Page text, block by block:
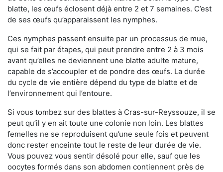
blatte, les œufs éclosent déjà entre 2 et 7 semaines. C’est
de ses œufs qu’apparaissent les nymphes.
Ces nymphes passent ensuite par un processus de mue,
qui se fait par étapes, qui peut prendre entre 2 à 3 mois
avant qu’elles ne deviennent une blatte adulte mature,
capable de s’accoupler et de pondre des œufs. La durée
du cycle de vie entière dépend du type de blatte et de
l’environnement qui l’entoure.
Si vous tombez sur des blattes à Cras-sur-Reyssouze, il se
peut qu’il y en ait toute une colonie non loin. Les blattes
femelles ne se reproduisent qu’une seule fois et peuvent
donc rester enceinte tout le reste de leur durée de vie.
Vous pouvez vous sentir désolé pour elle, sauf que les
oocytes formés dans son abdomen contiennent près de